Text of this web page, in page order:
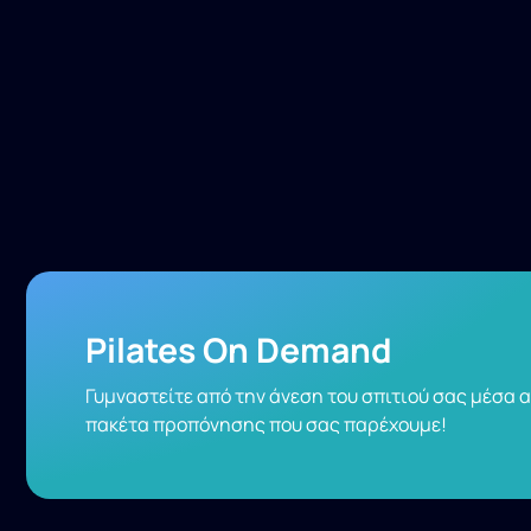
Pilates On Demand
Γυμναστείτε από την άνεση του σπιτιού σας μέσα
πακέτα προπόνησης που σας παρέχουμε!